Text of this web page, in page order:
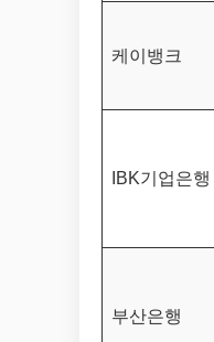
케이뱅크
IBK기업은행
부산은행